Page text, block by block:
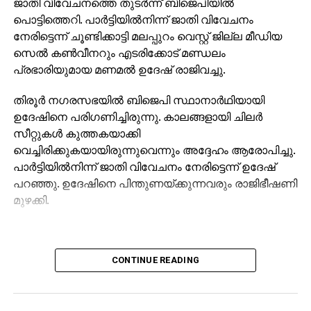
സ്വാഭാവികമായും മുതിര്‍ന്നവരുടെ പരിപാലനത്തിന്
പ്രാധാന്യമേറുന്നു. പ്രായമായ മാതാപിതാക്കളെ
പരിപാലിക്കാത്തവര്‍ക്ക് ശിക്ഷ നല്‍കുന്ന
‘രക്ഷിതാക്കളുടെയും മുതിര്‍ന്ന പൗരന്മാരുടെയും
പരിപാലനവും ക്ഷേമവും’ എന്ന നിയമം 2007ല്‍
പാര്‍ലമെന്റ് പാസാക്കിയിട്ടുണ്ട്. ഭക്ഷണം, വസ്ത്രം,
താമസം. ചികില്‍സ എന്നിവ നല്‍കാന്‍ മക്കള്‍ക്കും
പേരമക്കള്‍ക്കും കടമയുണ്ടെന്ന് നിയമം
അനുശാസിക്കുന്നു. ഗാര്‍ഹിക പീഡനനിയമവും
ഇവരുടെ സഹായത്തിനുണ്ട്. മുതിര്‍ന്ന
പൗരന്മാര്‍ക്കെതിരെയുള്ള പീഡനത്തിന് 426
കേസുകളാണ് 2015ല്‍ രാജ്യത്ത് റിപ്പോര്‍ട്ട്
20,7041 കുറ്റകൃത്യങ്ങളാണ് ദേശീയ ക്രൈം
റെക്കോര്‍ഡ്‌സ് ബ്യൂറോ പ്രകാരം സംസ്ഥാനത്ത്
രേഖപ്പെടുത്തിയത്. ബലാല്‍സംഗം മുതലായ
പൊട്ടിത്തെറി. പാര്‍ട്ടിയില്‍നിന്ന് ജാതി വിവേചനം
നേരിട്ടെന്ന് ചൂണ്ടിക്കാട്ടി മലപ്പുറം വെസ്റ്റ് ജില്ല മീഡിയ
സെല്‍ കണ്‍വീനറും എടരിക്കോട് മണ്ഡലം
പ്രഭാരിയുമായ മണമല്‍ ഉദേഷ് രാജിവച്ചു.
തിരൂര്‍ നഗരസഭയില്‍ ബിജെപി സ്ഥാനാര്‍ഥിയായി
ഉദേഷിനെ പരിഗണിച്ചിരുന്നു. കാലങ്ങളായി ചിലര്‍
സീറ്റുകള്‍ കുത്തകയാക്കി
വെച്ചിരിക്കുകയായിരുന്നുവെന്നും അദ്ദേഹം ആരോപിച്ചു.
പാര്‍ട്ടിയില്‍നിന്ന് ജാതി വിവേചനം നേരിട്ടെന്ന് ഉദേഷ്
പറഞ്ഞു. ഉദേഷിനെ പിന്തുണയ്ക്കുന്നവരും രാജിഭീഷണി
മുഴക്കി.
CONTINUE READING